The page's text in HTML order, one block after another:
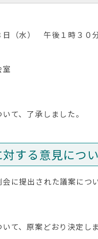
（水） 午後１時３０
、了承しました。
する意見につ
に提出された議案に
、原案どおり決定しま